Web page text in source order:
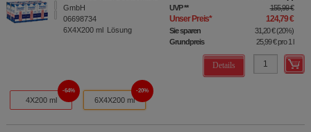
GmbH
06698734
6X4X200 ml Lösung
UVP** 155,99 €
Unser Preis* 124,79 €
Sie sparen 31,20 €(20%)
Grundpreis
25,99 €pro 1 l
Details
4X200 ml
64%
6X4X200 ml
20%